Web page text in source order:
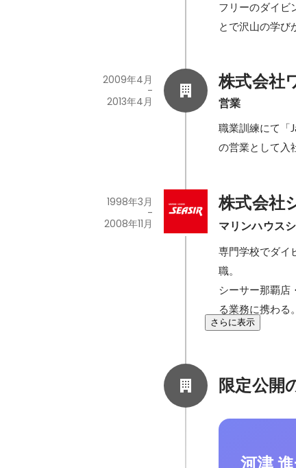
フリーのダイビ
とで沢山の学び
株式会社
営業
2009年4月
-
2013年4月
職業訓練にて「
の営業として入
株式会社
マリンハウス
1998年3月
-
2008年11月
専門学校でダイ
職。
シーサー那覇店
る業務に携わる。
さらに表示
限定公開
河津